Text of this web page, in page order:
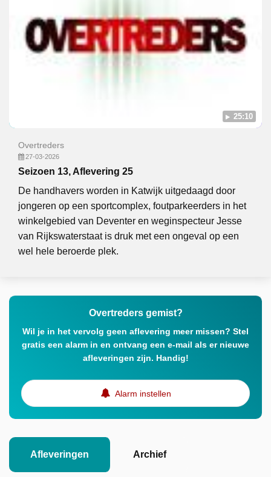
25:10
Overtreders
27-03-2026
Seizoen 13, Aflevering 25
De handhavers worden in Katwijk uitgedaagd door
jongeren op een sportcomplex, foutparkeerders in het
winkelgebied van Deventer en weginspecteur Jesse
van Rijkswaterstaat is druk met een ongeval op een
wel hele beroerde plek.
Overtreders gemist?
Wil je in het vervolg geen aflevering meer missen? Stel
gratis een alarm in en ontvang een e-mail als er nieuwe
afleveringen zijn. Handig!
Alarm instellen
Afleveringen Archief